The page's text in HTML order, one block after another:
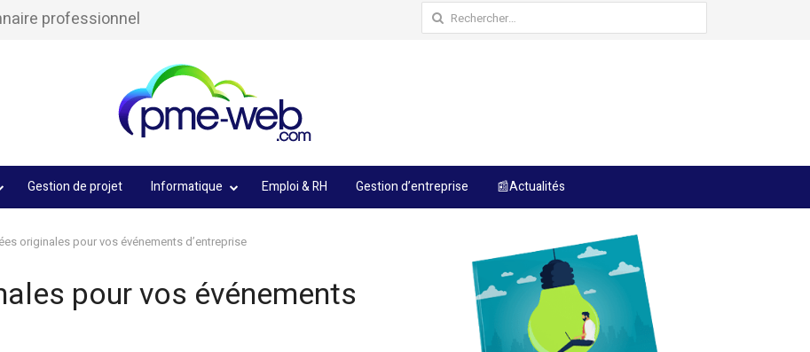
professionnel Rechercher :
Gestion de projet Informatique Emploi & RH Gestion d’entreprise 📰Actualités
originales pour vos événements d’entreprise
pour vos événements